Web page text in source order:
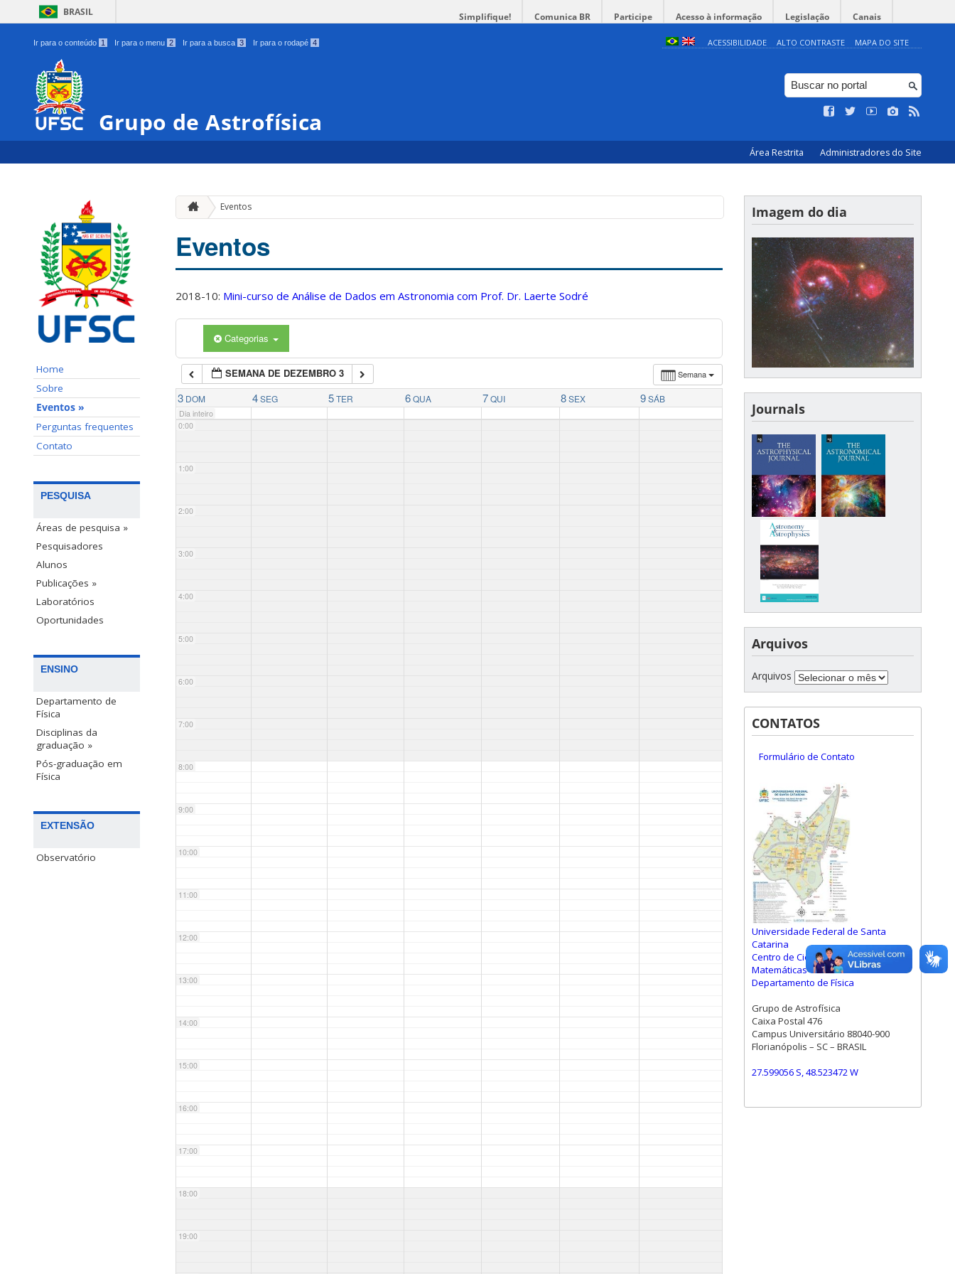
BRASIL Simplifique! Comunica BR Participe Acesso à informação Legislação Canais
Ir para o conteúdo 1 Ir para o menu 2 Ir para a busca 3 Ir para o rodapé 4 ACESSIBILIDADE ALTO CONTRASTE MAPA DO SITE
Grupo de Astrofísica
Área Restrita Administradores do Site
Home
Sobre
Eventos »
Perguntas frequentes
Contato
PESQUISA
Áreas de pesquisa »
Pesquisadores
Alunos
Publicações »
Laboratórios
Oportunidades
ENSINO
Departamento de
Física
Disciplinas da
graduação »
Pós-graduação em
Física
EXTENSÃO
Observatório
Eventos
Eventos
2018-10: Mini-curso de Análise de Dados em Astronomia com Prof. Dr. Laerte Sodré
Categorias
Semana
SEMANA DE DEZEMBRO 3
3 DOM 4 SEG 5 TER 6 QUA 7 QUI 8 SEX 9 SÁB
Dia inteiro
0:00
1:00
2:00
3:00
4:00
5:00
6:00
7:00
8:00
9:00
10:00
11:00
12:00
13:00
14:00
15:00
16:00
17:00
18:00
19:00
Imagem do dia
Journals
Arquivos
Arquivos
CONTATOS
Formulário de Contato
Universidade Federal de Santa
Catarina
Centro de Ciências Físicas e
Matemáticas
Departamento de Física
Grupo de Astrofísica
Caixa Postal 476
Campus Universitário 88040-900
Florianópolis – SC – BRASIL
27.599056 S, 48.523472 W